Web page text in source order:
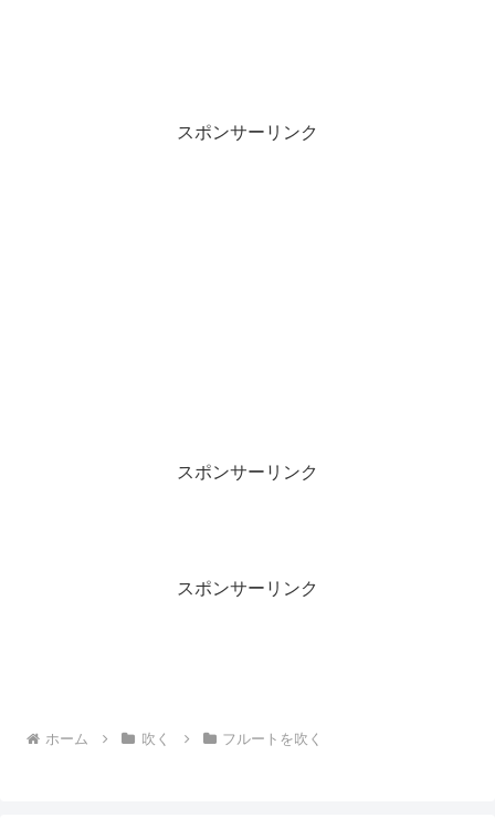
スポンサーリンク
スポンサーリンク
スポンサーリンク
ホーム 吹く フルートを吹く